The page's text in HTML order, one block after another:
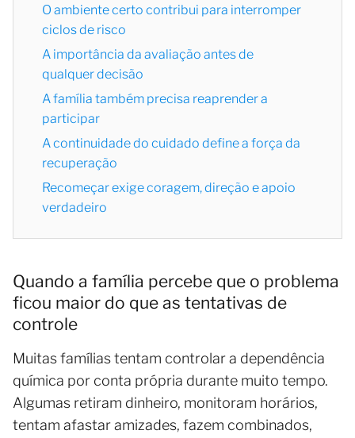
O ambiente certo contribui para interromper
ciclos de risco
A importância da avaliação antes de
qualquer decisão
A família também precisa reaprender a
participar
A continuidade do cuidado define a força da
recuperação
Recomeçar exige coragem, direção e apoio
verdadeiro
Quando a família percebe que o problema
ficou maior do que as tentativas de
controle
Muitas famílias tentam controlar a dependência
química por conta própria durante muito tempo.
Algumas retiram dinheiro, monitoram horários,
tentam afastar amizades, fazem combinados,